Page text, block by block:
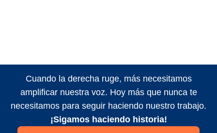
Cuando la derecha ruge, más necesitamos
amplificar nuestra voz. Hoy más que nunca te
necesitamos para seguir haciendo nuestro trabajo.
¡Sigamos haciendo historia!